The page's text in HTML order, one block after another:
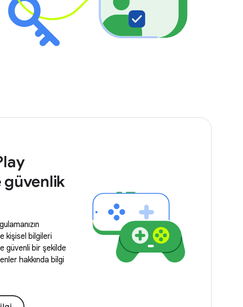
güvenlik
kişisel bilgileri
güvenli bir şekilde
hakkında bilgi